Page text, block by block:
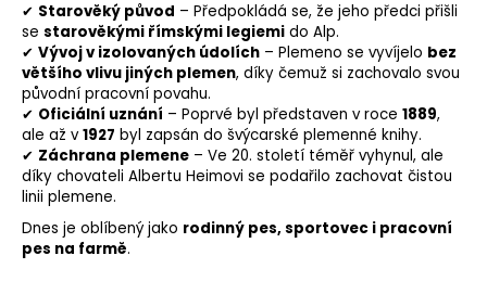
✔ Starověký původ – Předpokládá se, že jeho předci přišli
se starověkými římskými legiemi do Alp.
✔ Vývoj v izolovaných údolích – Plemeno se vyvíjelo bez
většího vlivu jiných plemen, díky čemuž si zachovalo svou
původní pracovní povahu.
✔ Oficiální uznání – Poprvé byl představen v roce 1889,
ale až v1927 byl zapsán do švýcarské plemenné knihy.
✔ Záchrana plemene – Ve 20. století téměř vyhynul, ale
díky chovateli Albertu Heimovi se podařilo zachovat čistou
linii plemene.
Dnes je oblíbený jako rodinný pes, sportovec i pracovní
pes na farmě.